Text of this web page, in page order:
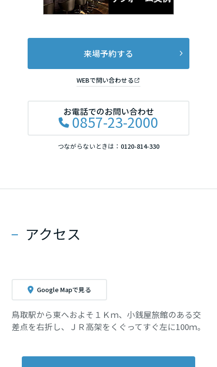
来場予約する
WEBで問い合わせる
お電話でのお問い合わせ
0857-23-2000
つながらないときは： 0120-814-330
アクセス
Google Mapで見る
鳥取駅から東へおよそ１Ｋｍ、小銭屋旅館のある交
差点を右折し、ＪＲ高架をくぐってすぐ左に100ｍ。